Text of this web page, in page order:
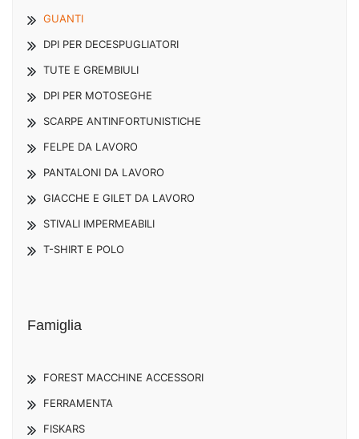
GUANTI
DPI PER DECESPUGLIATORI
TUTE E GREMBIULI
DPI PER MOTOSEGHE
SCARPE ANTINFORTUNISTICHE
FELPE DA LAVORO
PANTALONI DA LAVORO
GIACCHE E GILET DA LAVORO
STIVALI IMPERMEABILI
T-SHIRT E POLO
Famiglia
FOREST MACCHINE ACCESSORI
FERRAMENTA
FISKARS